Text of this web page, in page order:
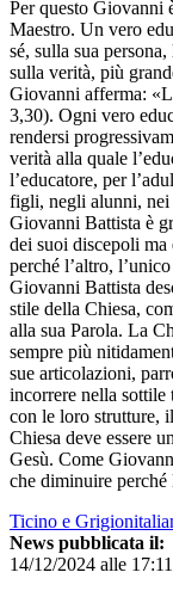
Per questo Giovanni
Maestro. Un vero
sé, sulla sua
sulla verità, più
Giovanni afferma:
3,30). Ogni vero
rendersi
verità alla quale
l’educatore, per
figli, negli alunni,
Giovanni Battista è
dei suoi discepoli
perché l’altro,
Giovanni Battista
stile della Chiesa,
alla sua Parola. La
sempre più
sue articolazioni,
incorrere nella sottile
con le loro strutture,
Chiesa deve essere
Gesù. Come
che diminuire
Ticino e
News pubblicata il:
14/12/2024 alle 17:11